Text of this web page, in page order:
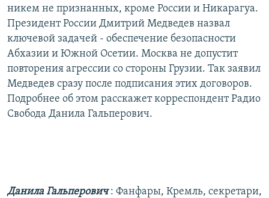
Все сайты РСЕ/РС
никем не признанных, кроме России и Никарагуа.
Президент России Дмитрий Медведев назвал
ключевой задачей - обеспечение безопасности
Абхазии и Южной Осетии. Москва не допустит
повторения агрессии со стороны Грузии. Так заявил
Медведев сразу после подписания этих договоров.
Подробнее об этом расскажет корреспондент Радио
Свобода Данила Гальперович.
Данила Гальперович: Фанфары, Кремль, секретари,